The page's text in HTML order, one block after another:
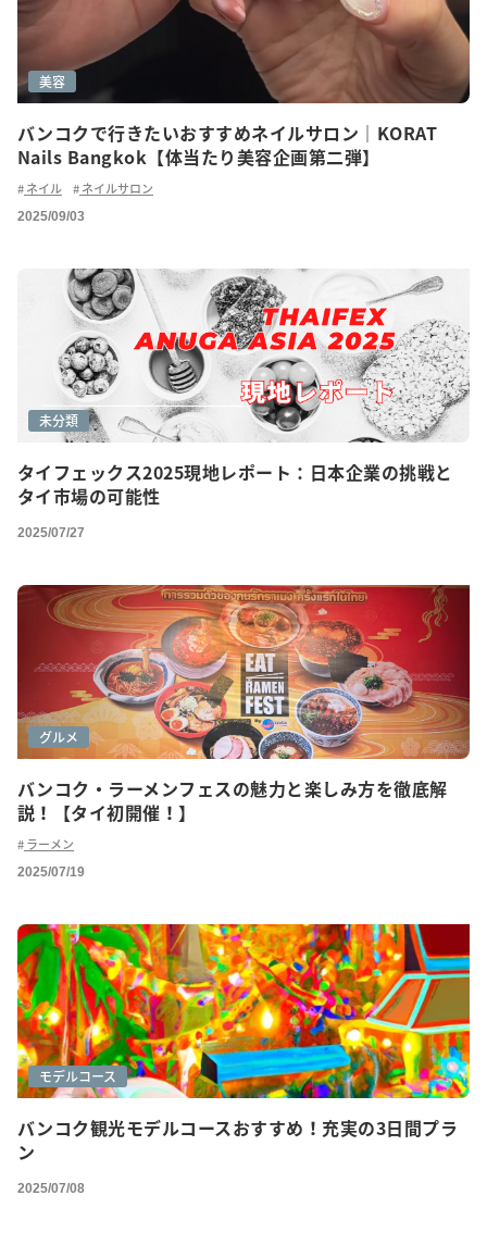
バンコクで行きたいおすすめネイルサロン｜KORAT
Nails Bangkok【体当たり美容企画第二弾】
美容
ネイル ネイルサロン
2025/09/03
タイフェックス2025現地レポート：日本企業の挑戦と
タイ市場の可能性
未分類
2025/07/27
バンコク・ラーメンフェスの魅力と楽しみ方を徹底解
説！【タイ初開催！】
グルメ
ラーメン
2025/07/19
バンコク観光モデルコースおすすめ！充実の3日間プラ
ン
モデルコース
2025/07/08